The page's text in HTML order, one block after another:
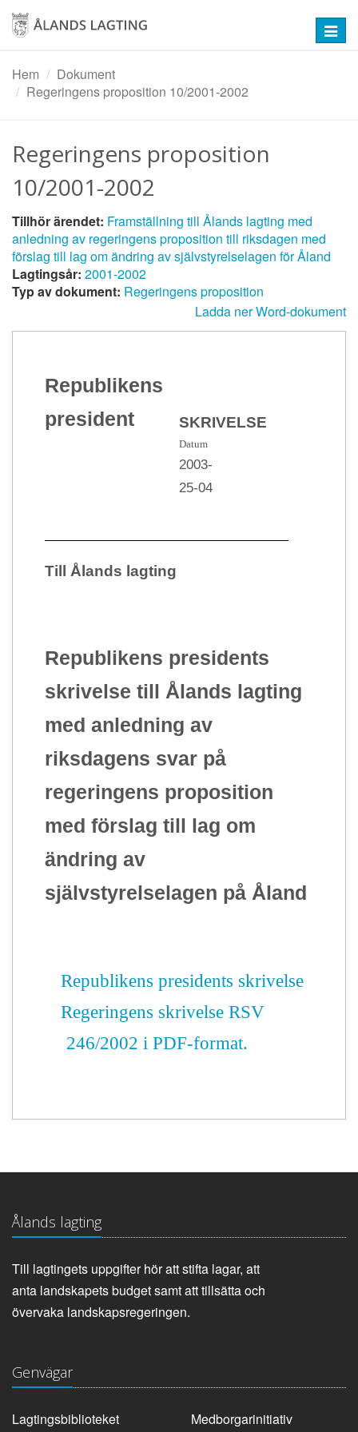
Hoppa
huvudinnehåll
Hem
Dokument
Regeringens proposition 10/2001-2002
Regeringens proposition
10/2001-2002
Tillhör ärendet: Framställning till Ålands lagting med
anledning av regeringens proposition till riksdagen med
förslag till lag om ändring av självstyrelselagen för Åland
Lagtingsår: 2001-2002
Typ av dokument: Regeringens proposition
Ladda ner Word-dokument
Republikens
president
SKRIVELSE
Datum
2003-
25-04
Till Ålands lagting
Republikens presidents
skrivelse till Ålands lagting
med anledning av
riksdagens svar på
regeringens proposition
med förslag till lag om
ändring av
självstyrelselagen på Åland
Republikens presidents skrivelse
Regeringens skrivelse RSV
246/2002 i PDF-format.
Ålands lagting
Till lagtingets uppgifter hör att stifta lagar, att
anta landskapets budget samt att tillsätta och
övervaka landskapsregeringen.
Genvägar
Lagtingsbiblioteket
Medborgarinitiativ